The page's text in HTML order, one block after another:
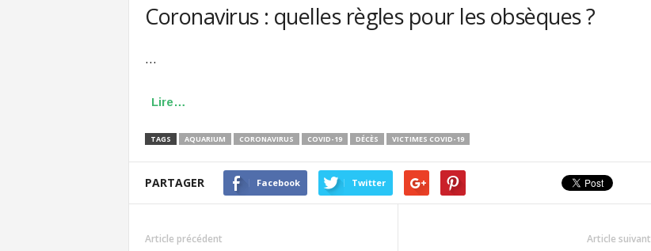
Coronavirus : quelles règles pour les obsèques ?
…
Lire…
TAGS AQUARIUM CORONAVIRUS COVID-19 DÉCÈS VICTIMES COVID-19
PARTAGER Facebook Twitter
Article précédent Article suivant